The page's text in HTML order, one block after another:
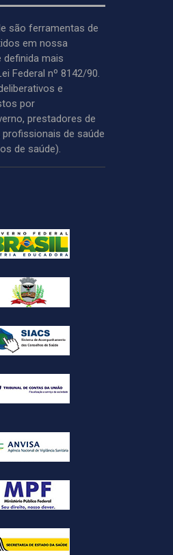
são ferramentas de
em nossa
definida mais
Federal nº 8142/90.
e
por
prestadores de
profissionais de saúde
de saúde).